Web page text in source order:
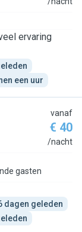
ervaring
een uur
vanaf
€ 40
/nacht
gasten
dagen geleden